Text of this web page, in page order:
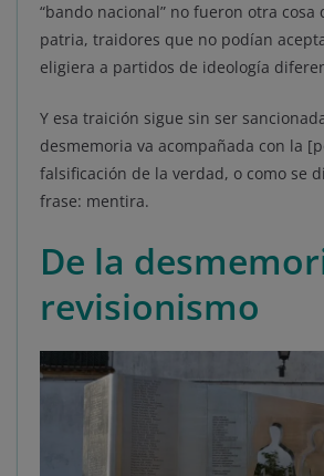
“bando nacional” no fueron otra
patria, traidores que no podían
eligiera a partidos de ideología
Y esa traición sigue sin ser
desmemoria va acompañada con la
falsificación de la verdad, o como se
frase: mentira.
De la
revisionismo